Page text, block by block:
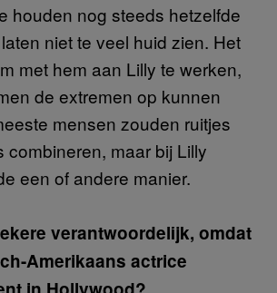
houden nog steeds hetzelfde
niet te veel huid zien. Het
met hem aan Lilly te werken,
de extremen op kunnen
mensen zouden ruitjes
combineren, maar bij Lilly
een of andere manier.
verantwoordelijk, omdat
Amerikaans actrice